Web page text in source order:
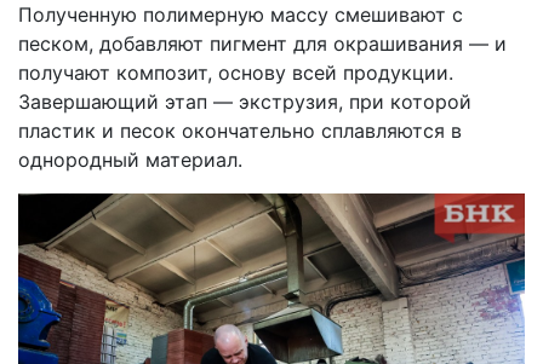
Полученную полимерную массу смешивают с
песком, добавляют пигмент для окрашивания — и
получают композит, основу всей продукции.
Завершающий этап — экструзия, при которой
пластик и песок окончательно сплавляются в
однородный материал.